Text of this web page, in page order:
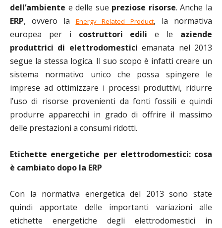
dell’ambiente e delle sue preziose risorse. Anche la
ERP, ovvero la Energy Related Product, la normativa
europea per i costruttori edili e le aziende
produttrici di elettrodomestici emanata nel 2013
segue la stessa logica. Il suo scopo è infatti creare un
sistema normativo unico che possa spingere le
imprese ad ottimizzare i processi produttivi, ridurre
l’uso di risorse provenienti da fonti fossili e quindi
produrre apparecchi in grado di offrire il massimo
delle prestazioni a consumi ridotti.
Etichette energetiche per elettrodomestici: cosa
è cambiato dopo la ERP
Con la normativa energetica del 2013 sono state
quindi apportate delle importanti variazioni alle
etichette energetiche degli elettrodomestici in